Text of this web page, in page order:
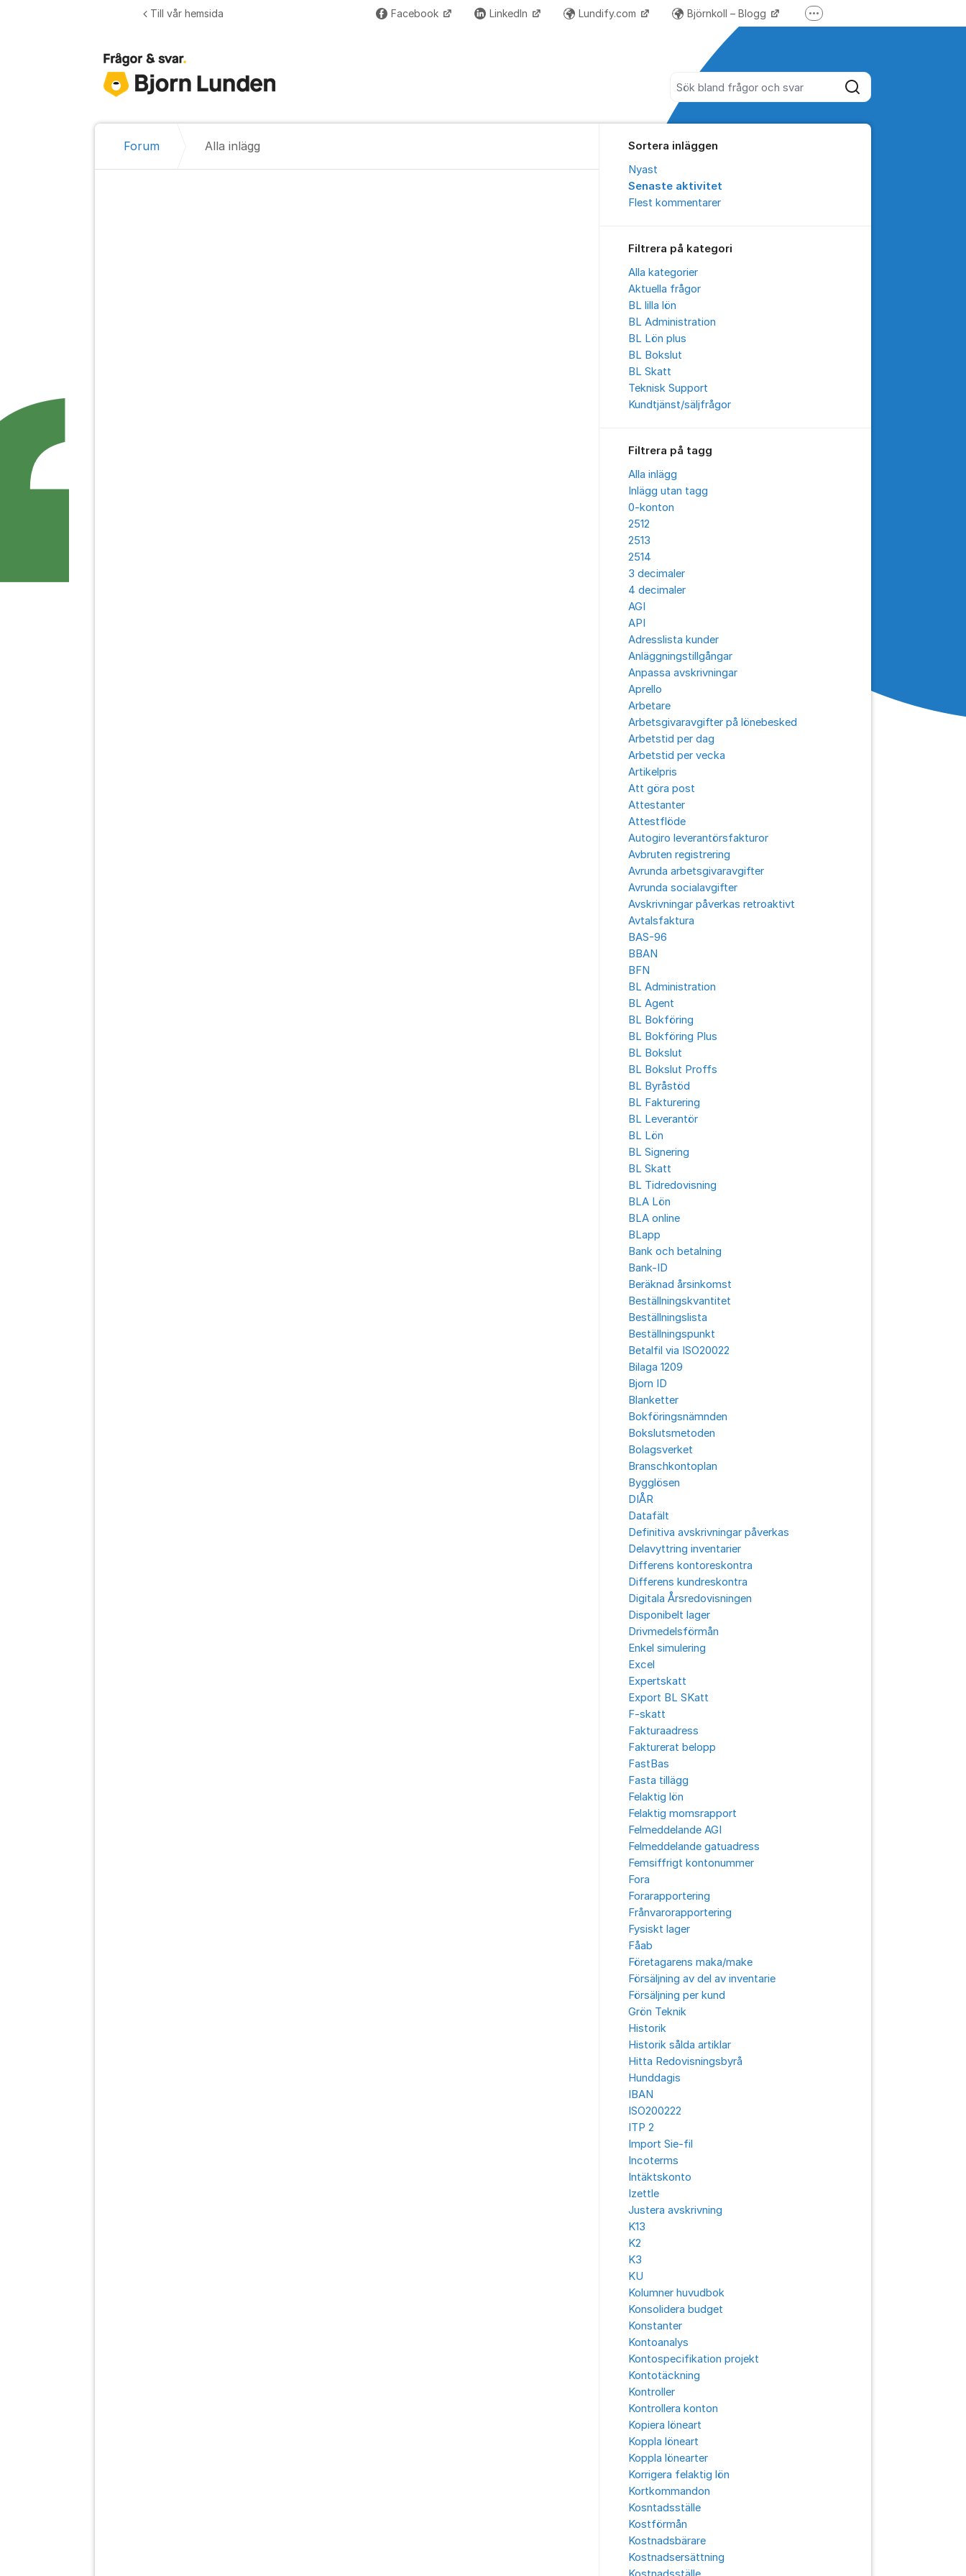
Sök bland alla inlägg
Sök
Till vår hemsida Facebook LinkedIn Lundify.com Björnkoll – Blogg Fler supportlänkar
Forum Alla inlägg
Sortera inläggen
Nyast
Senaste aktivitet
Flest kommentarer
Filtrera på kategori
Alla kategorier
Aktuella frågor
BL lilla lön
BL Administration
BL Lön plus
BL Bokslut
BL Skatt
Teknisk Support
Kundtjänst/säljfrågor
Filtrera på tagg
Alla inlägg
Inlägg utan tagg
0-konton
2512
2513
2514
3 decimaler
4 decimaler
AGI
API
Adresslista kunder
Anläggningstillgångar
Anpassa avskrivningar
Aprello
Arbetare
Arbetsgivaravgifter på lönebesked
Arbetstid per dag
Arbetstid per vecka
Artikelpris
Att göra post
Attestanter
Attestflöde
Autogiro leverantörsfakturor
Avbruten registrering
Avrunda arbetsgivaravgifter
Avrunda socialavgifter
Avskrivningar påverkas retroaktivt
Avtalsfaktura
BAS-96
BBAN
BFN
BL Administration
BL Agent
BL Bokföring
BL Bokföring Plus
BL Bokslut
BL Bokslut Proffs
BL Byråstöd
BL Fakturering
BL Leverantör
BL Lön
BL Signering
BL Skatt
BL Tidredovisning
BLA Lön
BLA online
BLapp
Bank och betalning
Bank-ID
Beräknad årsinkomst
Beställningskvantitet
Beställningslista
Beställningspunkt
Betalfil via ISO20022
Bilaga 1209
Bjorn ID
Blanketter
Bokföringsnämnden
Bokslutsmetoden
Bolagsverket
Branschkontoplan
Bygglösen
DIÅR
Datafält
Definitiva avskrivningar påverkas
Delavyttring inventarier
Differens kontoreskontra
Differens kundreskontra
Digitala Årsredovisningen
Disponibelt lager
Drivmedelsförmån
Enkel simulering
Excel
Expertskatt
Export BL SKatt
F-skatt
Fakturaadress
Fakturerat belopp
FastBas
Fasta tillägg
Felaktig lön
Felaktig momsrapport
Felmeddelande AGI
Felmeddelande gatuadress
Femsiffrigt kontonummer
Fora
Forarapportering
Frånvarorapportering
Fysiskt lager
Fåab
Företagarens maka/make
Försäljning av del av inventarie
Försäljning per kund
Grön Teknik
Historik
Historik sålda artiklar
Hitta Redovisningsbyrå
Hunddagis
IBAN
ISO200222
ITP 2
Import Sie-fil
Incoterms
Intäktskonto
Izettle
Justera avskrivning
K13
K2
K3
KU
Kolumner huvudbok
Konsolidera budget
Konstanter
Kontoanalys
Kontospecifikation projekt
Kontotäckning
Kontroller
Kontrollera konton
Kopiera löneart
Koppla löneart
Koppla lönearter
Korrigera felaktig lön
Kortkommandon
Kosntadsställe
Kostförmån
Kostnadsbärare
Kostnadsersättning